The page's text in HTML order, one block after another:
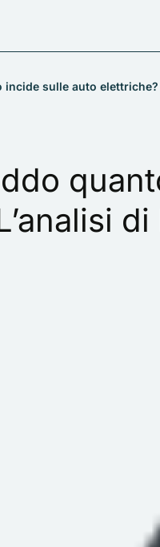
sulle auto elettriche?